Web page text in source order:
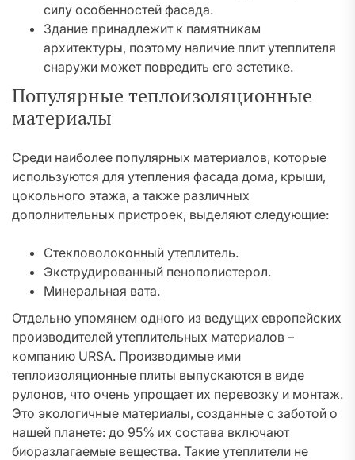
силу особенностей фасада.
Здание принадлежит к памятникам
архитектуры, поэтому наличие плит утеплителя
снаружи может повредить его эстетике.
Популярные теплоизоляционные
материалы
Среди наиболее популярных материалов, которые
используются для утепления фасада дома, крыши,
цокольного этажа, а также различных
дополнительных пристроек, выделяют следующие:
Стекловолоконный утеплитель.
Экструдированный пенополистерол.
Минеральная вата.
Отдельно упомянем одного из ведущих европейских
производителей утеплительных материалов –
компанию URSA. Производимые ими
теплоизоляционные плиты выпускаются в виде
рулонов, что очень упрощает их перевозку и монтаж.
Это экологичные материалы, созданные с заботой о
нашей планете: до 95% их состава включают
биоразлагаемые вещества. Такие утеплители не